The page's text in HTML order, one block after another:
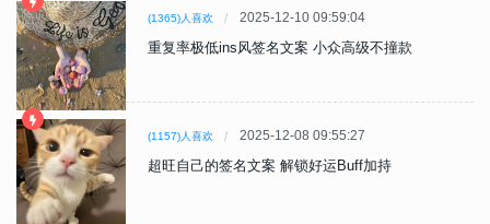
(1365)人喜欢 2025-12-10 09:59:04
重复率极低ins风签名文案 小众高级不撞款
(1157)人喜欢 2025-12-08 09:55:27
超旺自己的签名文案 解锁好运Buff加持